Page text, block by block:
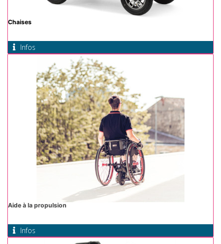
Chaises
Infos
Aide à la propulsion
Infos